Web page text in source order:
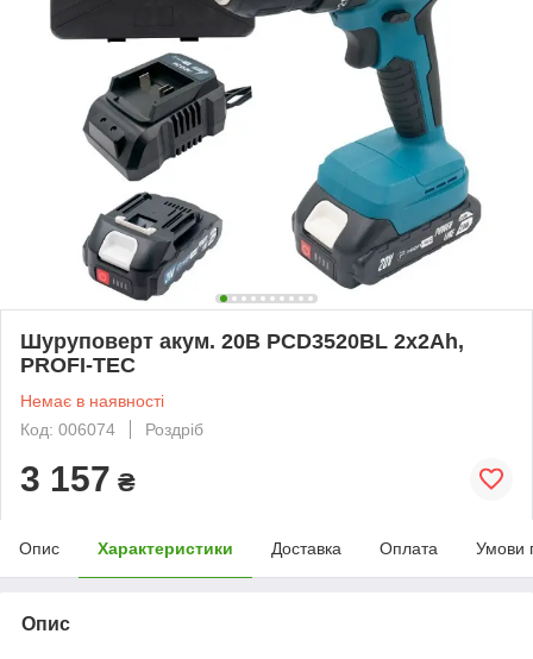
Шуруповерт акум. 20В PCD3520BL 2х2Ah,
PROFI-TEC
Немає в наявності
Код: 006074
Роздріб
3 157 ₴
Опис Характеристики Доставка Оплата Умови
Опис